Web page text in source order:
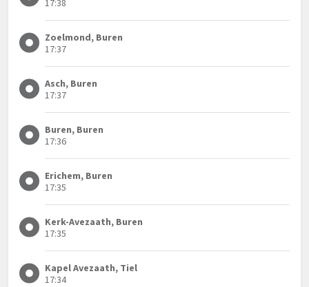
17:38
Zoelmond, Buren
17:37
Asch, Buren
17:37
Buren, Buren
17:36
Erichem, Buren
17:35
Kerk-Avezaath, Buren
17:35
Kapel Avezaath, Tiel
17:34